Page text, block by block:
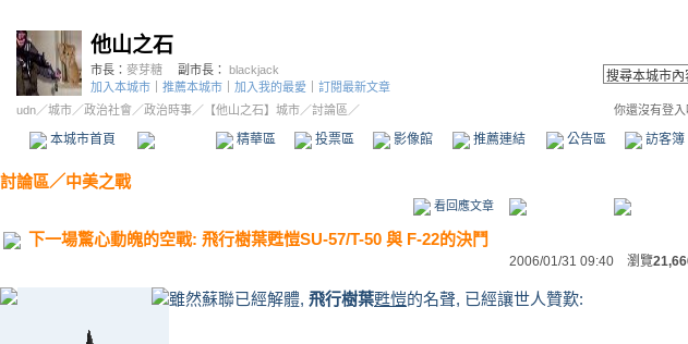
他山之石
市長： 麥芽糖 副市長： blackjack
加入本城市
推薦本城市 加入我的最愛
訂閱最新文章
udn／城市／政治社會 ／政治時事／ 【他山之石】城市／討論區／ 你還沒有登
本城市首頁 精華區 投票區 影像館 推薦連結 公告區 訪客簿
討論區／中美之戰
看回應文章
下一場驚心動魄的空戰: 飛行樹葉甦愷SU-57/T-50 與 F-22的決鬥
2006/01/31 09:40 瀏覽
雖然蘇聯已經解體, 飛行樹葉甦愷的名聲, 已經讓世人贊歎: